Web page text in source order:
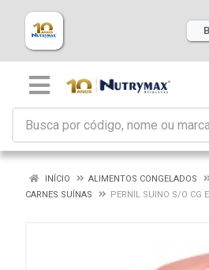
INÍCIO
ALIMENTOS CONGELADOS
CARNES SUÍNAS
PERNIL SUINO S/O CG